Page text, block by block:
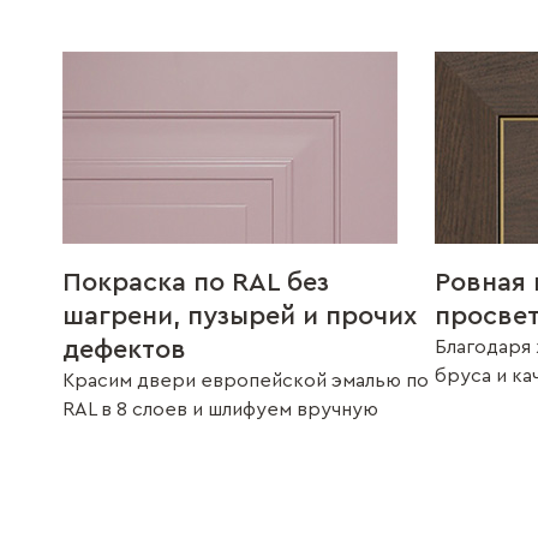
Покраска по RAL без
шагрени, пузырей и прочих
дефектов
Красим двери европейской эмалью по
RAL в 8 слоев и шлифуем вручную
Ровная
бруса и